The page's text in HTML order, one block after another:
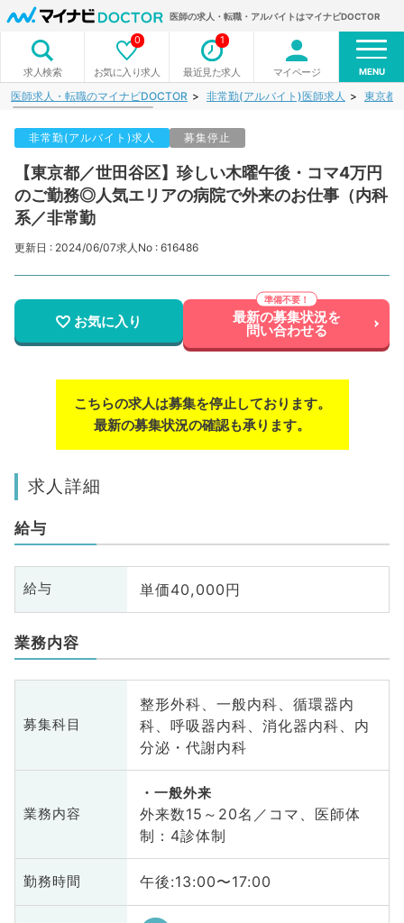
医師の求人・転職・アルバイトはマイナビDOCTOR
求人検索 お気に入り求人
0
最近見た求人
1
マイページ MENU
医師求人・転職のマイナビDOCTOR 非常勤(アルバイト)医師求人 東京都
非常勤(アルバイト)求人 募集停止
【東京都／世田谷区】珍しい木曜午後・コマ4万円
のご勤務◎人気エリアの病院で外来のお仕事（内科
系／非常勤
更新日 : 2024/06/07求人No : 616486
お気に入り 最新の募集状況を
問い合わせる
こちらの求人は募集を停止しております。
最新の募集状況の確認も承ります。
求人詳細
給与
給与 単価40,000円
業務内容
募集科目
整形外科、一般内科、循環器内
科、呼吸器内科、消化器内科、内
分泌・代謝内科
業務内容
一般外来
外来数15～20名／コマ、医師体
制：4診体制
勤務時間 午後:13:00〜17:00